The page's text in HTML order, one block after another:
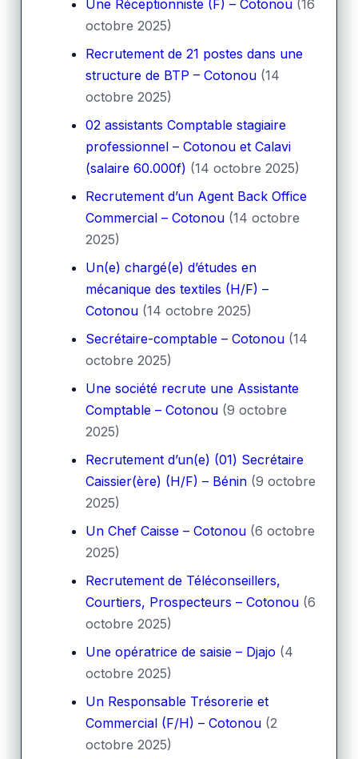
Une Réceptionniste (F) – Cotonou (16
octobre 2025)
Recrutement de 21 postes dans une
structure de BTP – Cotonou (14
octobre 2025)
02 assistants Comptable stagiaire
professionnel – Cotonou et Calavi
(salaire 60.000f) (14 octobre 2025)
Recrutement d’un Agent Back Office
Commercial – Cotonou (14 octobre
2025)
Un(e) chargé(e) d’études en
mécanique des textiles (H/F) –
Cotonou (14 octobre 2025)
Secrétaire-comptable – Cotonou (14
octobre 2025)
Une société recrute une Assistante
Comptable – Cotonou (9 octobre
2025)
Recrutement d’un(e) (01) Secrétaire
Caissier(ère) (H/F) – Bénin (9 octobre
2025)
Un Chef Caisse – Cotonou (6 octobre
2025)
Recrutement de Téléconseillers,
Courtiers, Prospecteurs – Cotonou (6
octobre 2025)
Une opératrice de saisie – Djajo (4
octobre 2025)
Un Responsable Trésorerie et
Commercial (F/H) – Cotonou (2
octobre 2025)